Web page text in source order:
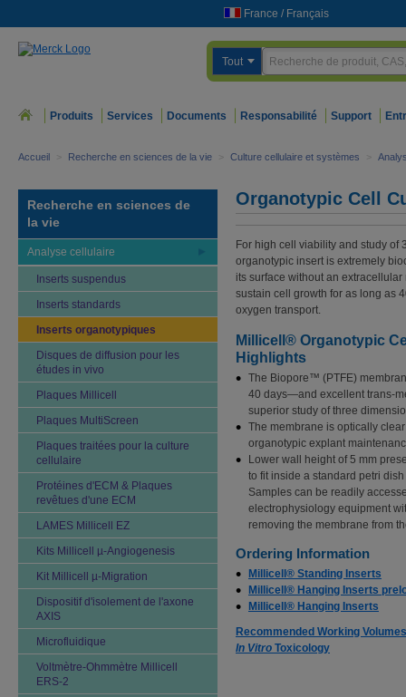
France / Français
Tout
Produits Services Documents Responsabilité Support
Accueil > Recherche en sciences de la vie > Culture cellulaire et systèmes >
Recherche en sciences de
la vie
Analyse cellulaire
Inserts suspendus
Inserts standards
Inserts organotypiques
Disques de diffusion pour les
études in vivo
Plaques Millicell
Plaques MultiScreen
Plaques traitées pour la culture
cellulaire
Protéines d'ECM & Plaques
revêtues d'une ECM
LAMES Millicell EZ
Kits Millicell µ-Angiogenesis
Kit Millicell µ-Migration
Dispositif d'isolement de l'axone
AXIS
Microfluidique
Voltmètre-Ohmmètre Millicell
ERS-2
Organotypic Cell
For high cell viability and study
organotypic insert is extremely
its surface without an
sustain cell growth for as long as
oxygen transport.
Millicell® Organotypic
Highlights
The Biopore™ (PTFE)
40 days—and excellent trans-
superior study of three
The membrane is optically
organotypic explant
Lower wall height of 5 mm
to fit inside a standard petri
Samples can be readily
electrophysiology equipment
removing the membrane from
Ordering Information
Millicell® Standing Inserts
Millicell® Hanging Inserts
Millicell® Hanging Inserts
Recommended Working Volumes
In Vitro Toxicology